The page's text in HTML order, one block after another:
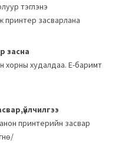
тэглэнэ
засварлана
засна
хорны худалдаа. Е-баримт
принтерийн засвар